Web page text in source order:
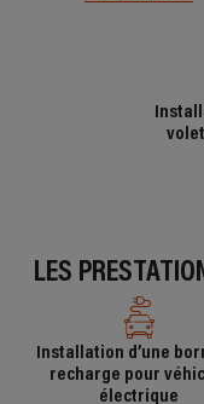
LES
Installation d’une
recharge pour
électrique